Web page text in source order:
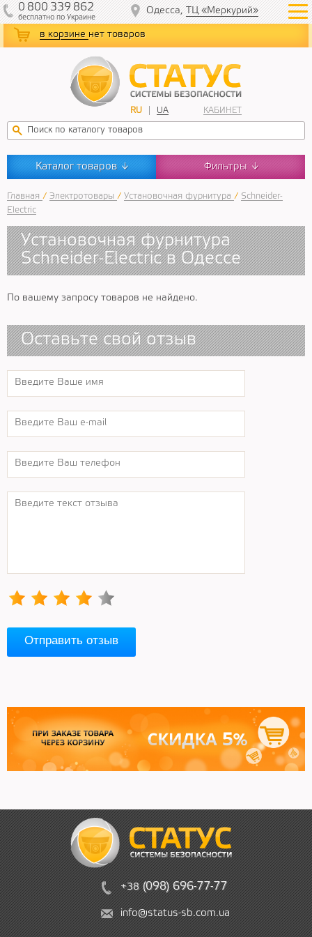
в корзине нет товаров
RU UA КАБИНЕТ
0 800 339 862
бесплатнопо Украине
Одесса, ТЦ «Меркурий»
Каталог товаров ↓ Фильтры ↓
Главная / Электротовары / Установочная фурнитура / Schneider-
Electric
Установочная фурнитура
Schneider-Electric в Одессе
По вашему запросу товаров не найдено.
Оставьте свой отзыв
Отправить отзыв
+38(098)696-77-77
info@status-sb.com.ua